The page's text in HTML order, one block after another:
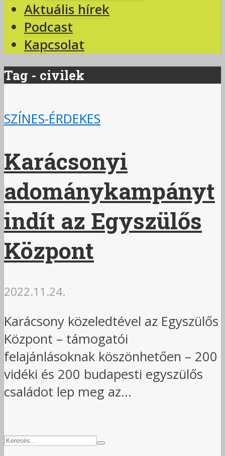
Aktuális hírek
Podcast
Kapcsolat
Tag - civilek
SZÍNES-ÉRDEKES
Karácsonyi
adománykampányt
indít az Egyszülős
Központ
2022.11.24.
Karácsony közeledtével az Egyszülős
Központ – támogatói
felajánlásoknak köszönhetően – 200
vidéki és 200 budapesti egyszülős
családot lep meg az...